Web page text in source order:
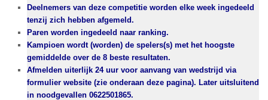
Deelnemers van deze competitie worden elke week ingedeeld
tenzij zich hebben afgemeld.
Paren worden ingedeeld naar ranking.
Kampioen wordt (worden) de spelers(s) met het hoogste
gemiddelde over de 8 beste resultaten.
Afmelden uiterlijk 24 uur voor aanvang van wedstrijd via
formulier website (zie onderaan deze pagina). Later uitsluitend
in noodgevallen 0622501865.